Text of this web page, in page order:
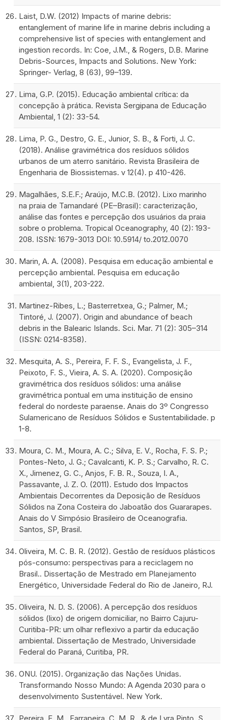
Laist, D.W. (2012) Impacts of marine debris:
entanglement of marine life in marine debris including a
comprehensive list of species with entanglement and
ingestion records. In: Coe, J.M., & Rogers, D.B. Marine
Debris-Sources, Impacts and Solutions. New York:
Springer- Verlag, 8 (63), 99–139.
Lima, G.P. (2015). Educação ambiental crítica: da
concepção à prática. Revista Sergipana de Educação
Ambiental, 1 (2): 33-54.
Lima, P. G., Destro, G. E., Junior, S. B., & Forti, J. C.
(2018). Análise gravimétrica dos resíduos sólidos
urbanos de um aterro sanitário. Revista Brasileira de
Engenharia de Biossistemas. v 12(4). p 410-426.
Magalhães, S.E.F.; Araújo, M.C.B. (2012). Lixo marinho
na praia de Tamandaré (PE–Brasil): caracterização,
análise das fontes e percepção dos usuários da praia
sobre o problema. Tropical Oceanography, 40 (2): 193-
208. ISSN: 1679-3013 DOI: 10.5914/ to.2012.0070
Marin, A. A. (2008). Pesquisa em educação ambiental e
percepção ambiental. Pesquisa em educação
ambiental, 3(1), 203-222.
Martinez-Ribes, L.; Basterretxea, G.; Palmer, M.;
Tintoré, J. (2007). Origin and abundance of beach
debris in the Balearic Islands. Sci. Mar. 71 (2): 305–314
(ISSN: 0214-8358).
Mesquita, A. S., Pereira, F. F. S., Evangelista, J. F.,
Peixoto, F. S., Vieira, A. S. A. (2020). Composição
gravimétrica dos resíduos sólidos: uma análise
gravimétrica pontual em uma instituição de ensino
federal do nordeste paraense. Anais do 3º Congresso
Sulamericano de Resíduos Sólidos e Sustentabilidade. p
1-8.
Moura, C. M., Moura, A. C.; Silva, E. V., Rocha, F. S. P.;
Pontes-Neto, J. G.; Cavalcanti, K. P. S.; Carvalho, R. C.
X., Jimenez, G. C., Anjos, F. B. R., Souza, I. A.,
Passavante, J. Z. O. (2011). Estudo dos Impactos
Ambientais Decorrentes da Deposição de Resíduos
Sólidos na Zona Costeira do Jaboatão dos Guararapes.
Anais do V Simpósio Brasileiro de Oceanografia.
Santos, SP, Brasil.
Oliveira, M. C. B. R. (2012). Gestão de resíduos plásticos
pós-consumo: perspectivas para a reciclagem no
Brasil.. Dissertação de Mestrado em Planejamento
Energético, Universidade Federal do Rio de Janeiro, RJ.
Oliveira, N. D. S. (2006). A percepção dos resíduos
sólidos (lixo) de origem domiciliar, no Bairro Cajuru-
Curitiba-PR: um olhar reflexivo a partir da educação
ambiental. Dissertação de Mestrado, Universidade
Federal do Paraná, Curitiba, PR.
ONU. (2015). Organização das Nações Unidas.
Transformando Nosso Mundo: A Agenda 2030 para o
desenvolvimento Sustentável. New York.